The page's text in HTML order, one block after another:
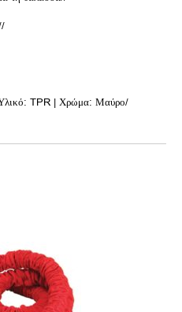
TPR | Χρώμα: Μαύρο/